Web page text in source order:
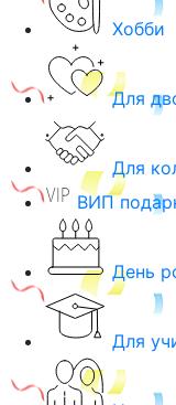
Хобби
Для
Для
ВИП
День
Для